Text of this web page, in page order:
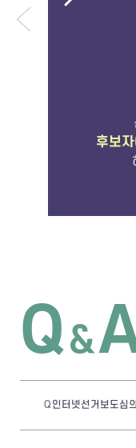
후보
Q&
인터넷선거보도심